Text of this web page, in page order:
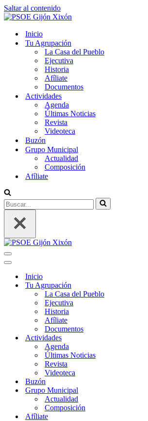
Saltar al contenido
Inicio
Tu Agrupación
La Casa del Pueblo
Ejecutiva
Historia
Afíliate
Documentos
Actividades
Agenda
Últimas Noticias
Revista
Videoteca
Buzón
Grupo Municipal
Actualidad
Composición
Afíliate
Buscar...
Menú
de
Menú
navegación
Inicio
Tu Agrupación
La Casa del Pueblo
Ejecutiva
Historia
Afíliate
Documentos
Actividades
Agenda
Últimas Noticias
Revista
Videoteca
Buzón
Grupo Municipal
Actualidad
Composición
Afíliate